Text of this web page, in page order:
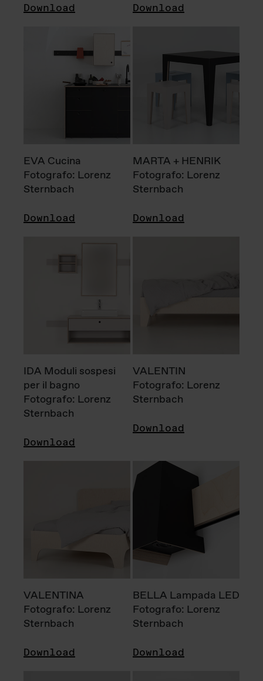
Download Download
EVA Cucina
Fotografo: Lorenz
Sternbach
Download
MARTA + HENRIK
Fotografo: Lorenz
Sternbach
Download
IDA Moduli sospesi
per il bagno
Fotografo: Lorenz
Sternbach
Download
VALENTIN
Fotografo: Lorenz
Sternbach
Download
VALENTINA
Fotografo: Lorenz
Sternbach
Download
BELLA Lampada LED
Fotografo: Lorenz
Sternbach
Download